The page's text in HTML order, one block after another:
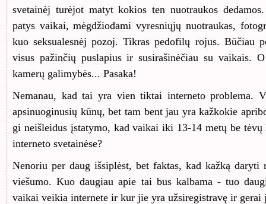
svetainėj turėjot matyt kokios ten nuotraukos
patys vaikai, mėgdžiodami vyresniųjų nuotraukas,
kuo seksualesnėj pozoj. Tikras pedofilų rojus. Būčiau
visus pažinčių puslapius ir susirašinėčiau su vaikais.
kamerų galimybės... Pasaka!
Nemanau, kad tai yra vien tiktai interneto problema.
apsinuoginusių kūnų, bet tam bent jau yra kažkokie
gi neišleidus įstatymo, kad vaikai iki 13-14 metų be
interneto svetainėse?
Nenoriu per daug išsiplėst, bet faktas, kad kažką
viešumo. Kuo daugiau apie tai bus kalbama - tuo
vaikai veikia internete ir kur jie yra užsiregistravę ir gerai